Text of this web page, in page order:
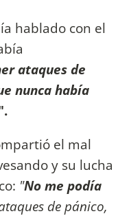
hablado con el
ataques de
nunca había
el mal
y su lucha
"No me podía
de pánico,